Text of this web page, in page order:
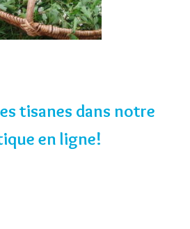
tisanes dans notre
en ligne!